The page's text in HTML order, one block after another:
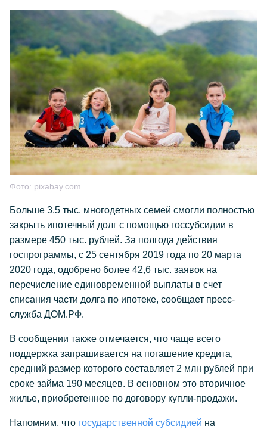
Фото: pixabay.com
Больше 3,5 тыс. многодетных семей смогли полностью
закрыть ипотечный долг с помощью госсубсидии в
размере 450 тыс. рублей. За полгода действия
госпрограммы, с 25 сентября 2019 года по 20 марта
2020 года, одобрено более 42,6 тыс. заявок на
перечисление единовременной выплаты в счет
списания части долга по ипотеке, сообщает пресс-
служба ДОМ.РФ.
В сообщении также отмечается, что чаще всего
поддержка запрашивается на погашение кредита,
средний размер которого составляет 2 млн рублей при
сроке займа 190 месяцев. В основном это вторичное
жилье, приобретенное по договору купли-продажи.
Напомним, что государственной субсидией на